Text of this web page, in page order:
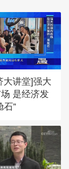
大讲堂]强大
是经济发
石”